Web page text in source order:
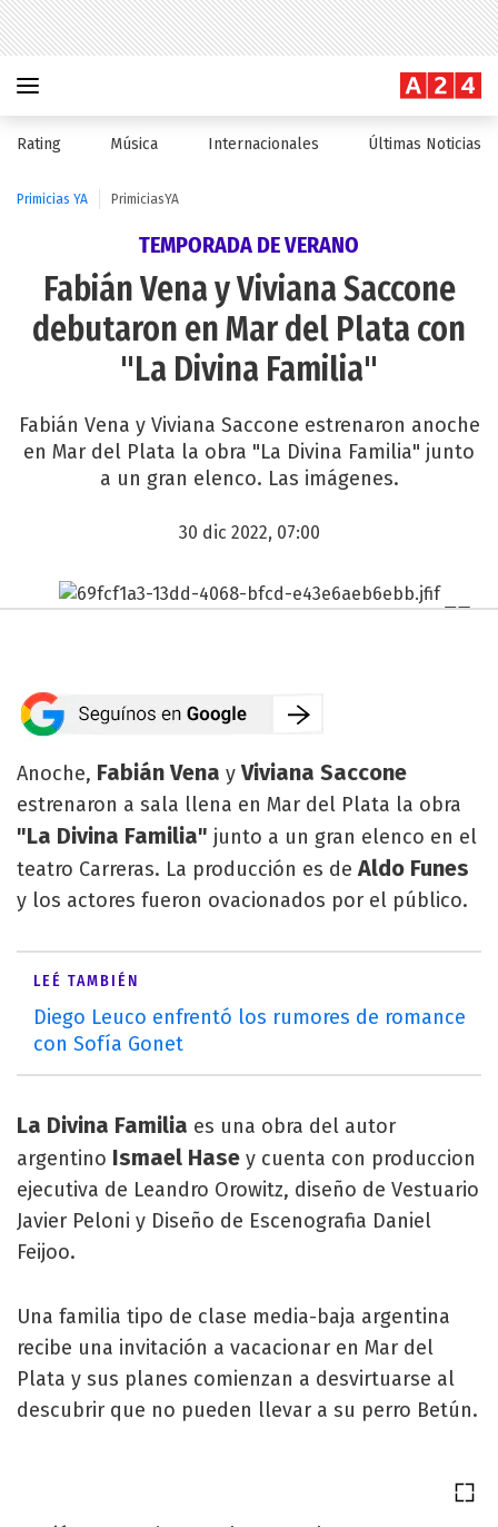
Rating Música Internacionales Últimas Noticias
Primicias YA PrimiciasYA
TEMPORADA DE VERANO
Fabián Vena y Viviana Saccone
debutaron en Mar del Plata con
"La Divina Familia"
Fabián Vena y Viviana Saccone estrenaron anoche
en Mar del Plata la obra "La Divina Familia" junto
a un gran elenco. Las imágenes.
30 dic 2022, 07:00
Anoche, Fabián Vena yViviana Saccone
estrenaron a sala llena en Mar del Plata la obra
"La Divina Familia" junto a un gran elenco en el
teatro Carreras. La producción es de Aldo Funes
y los actores fueron ovacionados por el público.
LEÉ TAMBIÉN
Diego Leuco enfrentó los rumores de romance
con Sofía Gonet
La Divina Familia es una obra del autor
argentino Ismael Hase y cuenta con produccion
ejecutiva de Leandro Orowitz, diseño de Vestuario
Javier Peloni y Diseño de Escenografia Daniel
Feijoo.
Una familia tipo de clase media-baja argentina
recibe una invitación a vacacionar en Mar del
Plata y sus planes comienzan a desvirtuarse al
descubrir que no pueden llevar a su perro Betún.